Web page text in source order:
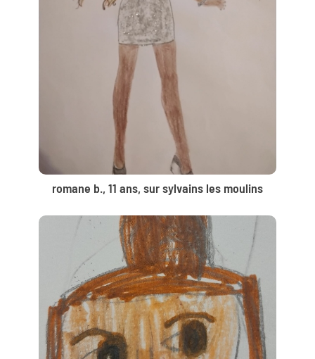
romane b., 11 ans, sur sylvains les moulins